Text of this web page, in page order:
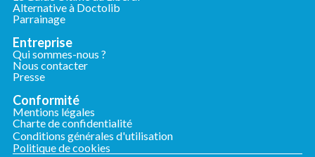
Alternative à Doctolib
Parrainage
Entreprise
Qui sommes-nous ?
Nous contacter
Presse
Conformité
Mentions légales
Charte de confidentialité
Conditions générales d'utilisation
Politique de cookies